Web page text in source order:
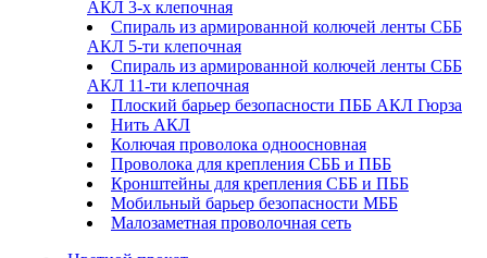
АКЛ 3-х клепочная
Спираль из армированной колючей ленты СББ
АКЛ 5-ти клепочная
Спираль из армированной колючей ленты СББ
АКЛ 11-ти клепочная
Плоский барьер безопасности ПББ АКЛ Гюрза
Нить АКЛ
Колючая проволока одноосновная
Проволока для крепления СББ и ПББ
Кронштейны для крепления СББ и ПББ
Мобильный барьер безопасности МББ
Малозаметная проволочная сеть